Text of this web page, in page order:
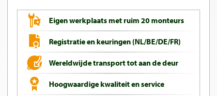
Eigen werkplaats met ruim 20 monteurs
Registratie en keuringen (NL/BE/DE/FR)
Wereldwijde transport tot aan de deur
Hoogwaardige kwaliteit en service